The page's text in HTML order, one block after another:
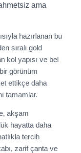
ama
hazırlanan bu
sıralı gold
kol yapısı ve bel
görünüm
ettikçe daha
tamamlar.
akşam
hayatta daha
tercih
zarif çanta ve